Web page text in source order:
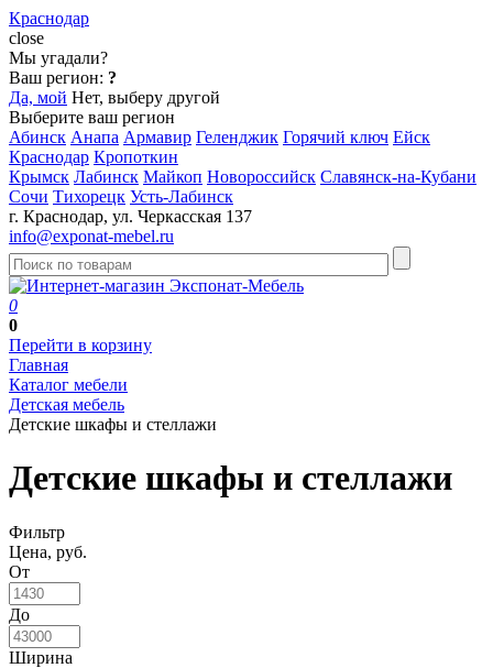
Краснодар
close
Мы угадали?
Ваш регион: ?
Да, мой Нет, выберу другой
Выберите ваш регион
Абинск Анапа Армавир Геленджик Горячий ключ Ейск
Краснодар Кропоткин
Крымск Лабинск Майкоп Новороссийск Славянск-на-Кубани
Сочи Тихорецк Усть-Лабинск
г. Краснодар, ул. Черкасская 137
info@exponat-mebel.ru
0
0
Перейти в корзину
Главная
Каталог мебели
Детская мебель
Детские шкафы и стеллажи
Детские шкафы и стеллажи
Фильтр
Цена, руб.
От
До
Ширина